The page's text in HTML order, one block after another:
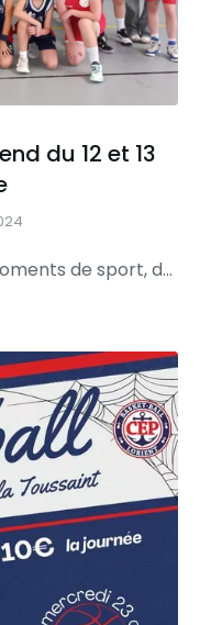
du 12 et 13
[ Photos du WE ] Des bons moments de sport, de partage et de sourires